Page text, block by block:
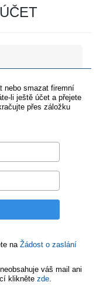
nebo smazat firemní
li ještě účet a přejete
přes záložku
na Žádost o zaslání
váš mail ani
klikněte zde.